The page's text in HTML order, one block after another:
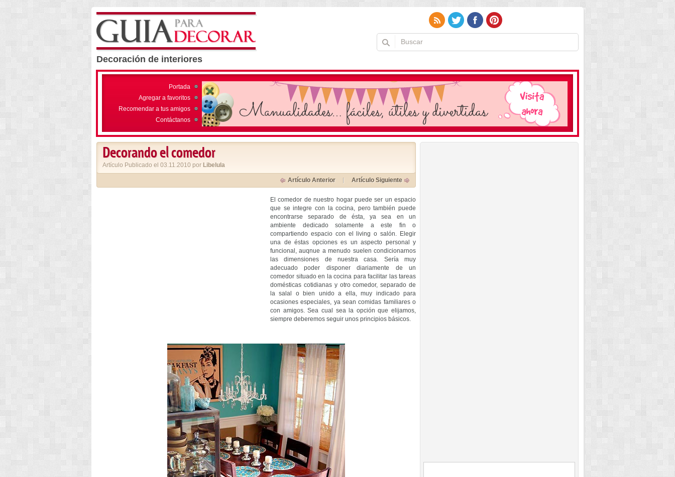
Decoración de interiores
Portada
Agregar a favoritos
Recomendar a tus amigos
Contáctanos
Decorando el comedor
Artículo Publicado el 03.11.2010 por Libelula
Artículo Anterior Artículo Siguiente
El comedor de nuestro hogar puede ser un espacio
que se integre con la cocina, pero también puede
encontrarse separado de ésta, ya sea en un
ambiente dedicado solamente a este fin o
compartiendo espacio con el living o salón. Elegir
una de éstas opciones es un aspecto personal y
funcional, auqnue a menudo suelen condicionarnos
las dimensiones de nuestra casa. Sería muy
adecuado poder disponer diariamente de un
comedor situado en la cocina para facilitar las tareas
domésticas cotidianas y otro comedor, separado de
la salal o bien unido a ella, muy indicado para
ocasiones especiales, ya sean comidas familiares o
con amigos. Sea cual sea la opción que elijamos,
siempre deberemos seguir unos principios básicos.